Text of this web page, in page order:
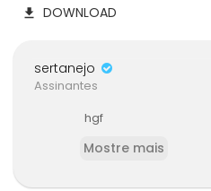
DOWNLOAD
sertanejo
Assinantes
hgf
Mostre mais